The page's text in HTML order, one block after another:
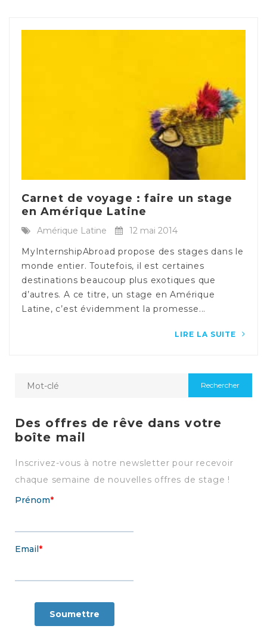
Carnet de voyage : faire un stage
en Amérique Latine
Amérique Latine
12 mai 2014
MyInternshipAbroad propose des stages dans le
monde entier. Toutefois, il est certaines
destinations beaucoup plus exotiques que
d’autres. A ce titre, un stage en Amérique
Latine, c’est évidemment la promesse...
LIRE LA SUITE
Des offres de rêve dans votre
boîte mail
Inscrivez-vous à notre newsletter pour recevoir
chaque semaine de nouvelles offres de stage !